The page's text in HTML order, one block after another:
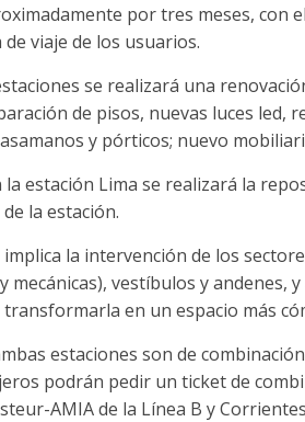
por tres meses,
viaje de los usuarios.
se realizará una
de pisos, nuevas luces led,
y pórticos; nuevo
la estación Lima se realizará la
la estación.
la intervención de los
mecánicas), vestíbulos y
transformarla en un espacio más
estaciones son de
podrán pedir un ticket de
AMIA de la Línea B y